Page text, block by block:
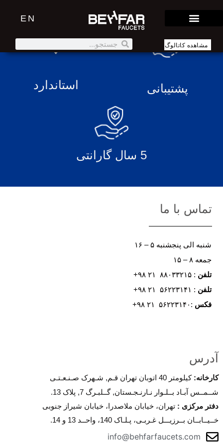
EN
مشاهده کاتالوگ
پشتیبانی استاندارد
5 سال گارانتی
تماس با ما
شنبه الی پنجشنبه ۵ – ۱۶
جمعه ۸ – ۱۵
تلفن : ۸۸۰۳۳۲۱۵ ۲۱ ۹۸+
تلفن : ۵۶۲۲۳۱۴۱ ۲۱ ۹۸+
فکس :۵۶۲۲۳۱۴۰ ۲۱ ۹۸+
آدرس
کارخانه: کیلومتر 40 اتوبان تهران قـم, شـهرک صـنـعـتـی
شــمــس آبـاد بــلـوار نـارنـجـستان, گــلبـرگ 7, پلاک 13.
دفتر مرکزی : تهران، خیابان ملاصدرا، خیابان شیراز جنوبی
خــیــابــان بــرزیـــل غـربـی، پـلـاک 140، واحــد 13 و 14.
info@behfarfaucets.com